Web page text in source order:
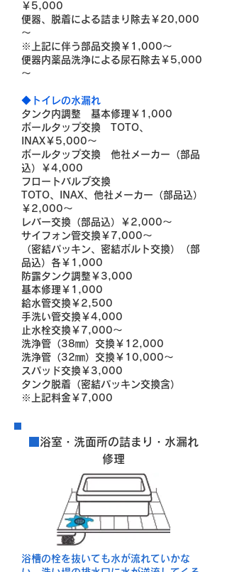
￥5,000
便器、脱着による詰まり除去￥20,000
～
※上記に伴う部品交換￥1,000～
便器内薬品洗浄による尿石除去￥5,000
～
◆トイレの水漏れ
タンク内調整 基本修理￥1,000
ボールタップ交換 TOTO、
INAX￥5,000～
ボールタップ交換 他社メーカー（部品
込）￥4,000
フロートバルブ交換
TOTO、INAX、他社メーカー（部品込）
￥2,000～
レバー交換（部品込）￥2,000～
サイフォン管交換￥7,000～
（密結パッキン、密結ボルト交換）（部
品込）各￥1,000
防露タンク調整￥3,000
基本修理￥1,000
給水管交換￥2,500
手洗い管交換￥4,000
止水栓交換￥7,000～
洗浄管（38㎜）交換￥12,000
洗浄管（32㎜）交換￥10,000～
スパッド交換￥3,000
タンク脱着（密結パッキン交換含）
※上記料金￥7,000
浴室・洗面所の詰まり・水漏れ
修理
浴槽の栓を抜いても水が流れていかな